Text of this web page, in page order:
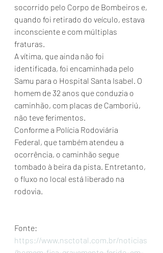
socorrido pelo Corpo de Bombeiros e,
quando foi retirado do veículo, estava
inconsciente e com múltiplas
fraturas.
A vítima, que ainda não foi
identificada, foi encaminhada pelo
Samu para o Hospital Santa Isabel. O
homem de 32 anos que conduzia o
caminhão, com placas de Camboriú,
não teve ferimentos.
Conforme a Polícia Rodoviária
Federal, que também atendeu a
ocorrência, o caminhão segue
tombado à beira da pista. Entretanto,
o fluxo no local está liberado na
rodovia.
Fonte:
https://www.nsctotal.com.br/noticias